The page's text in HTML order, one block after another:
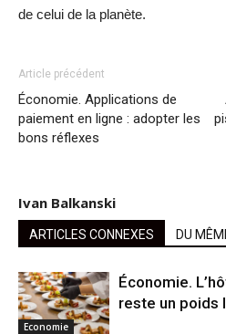
de celui de la planète.
Article précédent
Économie. Applications de
paiement en ligne : adopter les
bons réflexes
Ivan Balkanski
ARTICLES CONNEXES DU
Economie
Économie.
reste un poids